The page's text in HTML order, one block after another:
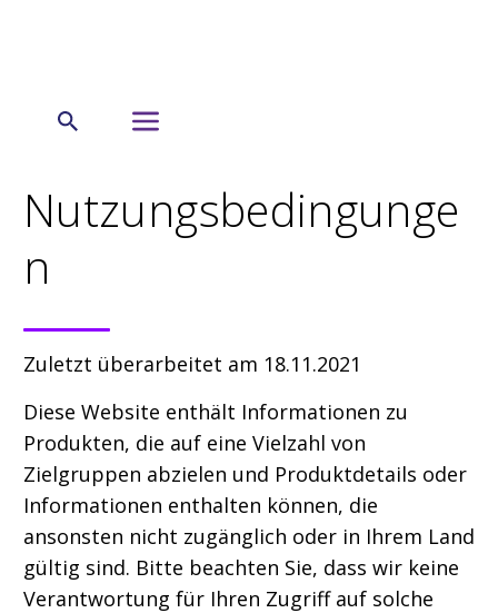
← Startseite
Nutzungsbedingunge
n
Zuletzt überarbeitet am 18.11.2021
Diese Website enthält Informationen zu
Produkten, die auf eine Vielzahl von
Zielgruppen abzielen und Produktdetails oder
Informationen enthalten können, die
ansonsten nicht zugänglich oder in Ihrem Land
gültig sind. Bitte beachten Sie, dass wir keine
Verantwortung für Ihren Zugriff auf solche